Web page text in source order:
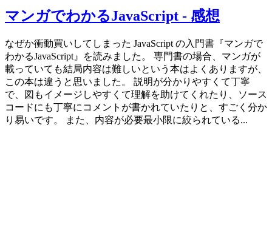
マンガでわかるJavaScript - 感想
なぜか衝動買いしてしまった JavaScript の入門書『マンガで
わかるJavaScript』を読みました。 専門書の場合、マンガが
載っていても結局内容は難しいという本はよくありますが、
この本は違うと思いました。 説明が分かりやすくて丁寧
で、図もイメージしやすくて理解を助けてくれたり、ソース
コードにも丁寧にコメントが書かれていたりと、すごく分か
り易いです。 また、内容が必要最小限に絞られている...